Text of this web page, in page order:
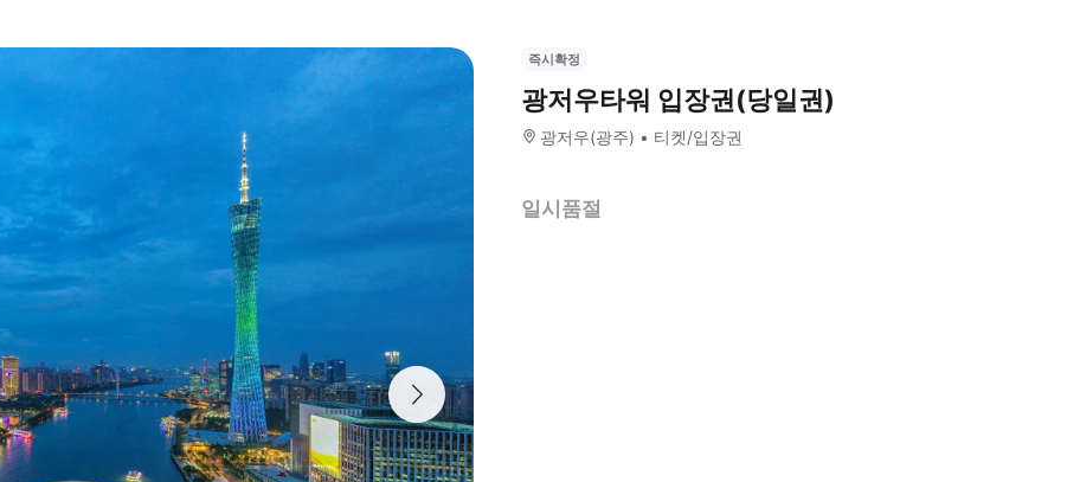
즉시확정
광저우타워 입장권(당일권)
광저우(광주) 티켓/입장권
일시품절